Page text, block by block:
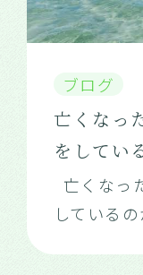
ブログ
亡くなっ
をしてい
亡くなっ
している